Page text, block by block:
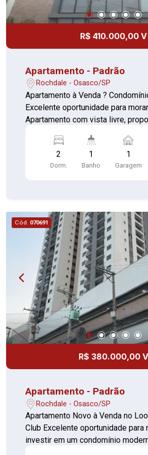
R$ 410.000,00 V
Apartamento - Padrão
Rochdale - Osasco/SP
Apartamento à Venda ?
Excelente oportunidade para
Apartamento com vista livre,
O imóvel conta com: 2 dormitórios; Sala de estar
integrada; Cozinha; Varanda; 1
Diferencial: o proprietário irá
e segurança para toda a família. Aceita
financiamento. Entre em contato para mais
informações e agende uma visita.
2
Dorm.
1
Banho
1
Garagem
Cód. 070691
R$ 380.000,00 V
Apartamento - Padrão
Rochdale - Osasco/SP
Apartamento Novo à Venda no
Club Excelente oportunidade para morar ou
investir em um condomínio